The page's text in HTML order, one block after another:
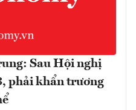
Sau Hội nghị
phải khẩn trương